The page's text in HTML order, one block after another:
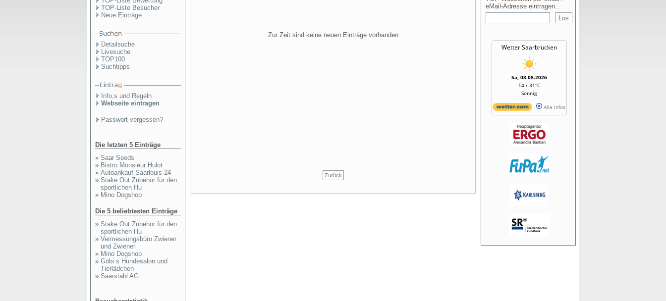
TOP-Liste Besucher
Neue Einträge
Detailsuche
Livesuche
TOP100
Suchtipps
Info,s und Regeln
Webseite eintragen
Passwort vergessen?
Die letzten 5 Einträge
» Saar Seeds
» Bistro Monsieur Hulot
» Autoankauf Saarlouis 24
» Stake Out Zubehör für den
sportlichen Hu
» Mino Dogshop
Die 5 beliebtesten Einträge
» Stake Out Zubehör für den
sportlichen Hu
» Vermessungsbüro Zwiener
und Zwiener
» Mino Dogshop
» Göbi s Hundesalon und
Tierlädchen
» Saarstahl AG
Zur Zeit sind keine neuen Einträge vorhanden
Zurück
eMail-Adresse eintragen...
Wetter Saarbrücken
Sa, 08.08.2026
14 / 31°C
Sonnig
Alle Infos